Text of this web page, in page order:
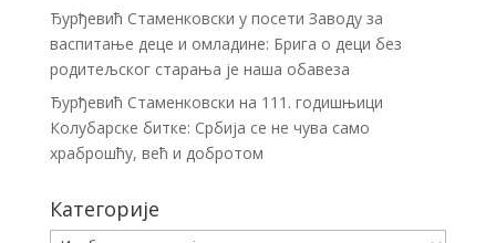
Ђурђевић Стаменковски у посети Заводу за
васпитање деце и омладине: Брига о деци без
родитељског старања је наша обавеза
Ђурђевић Стаменковски на 111. годишњици
Колубарске битке: Србија се не чува само
храброшћу, већ и добротом
Категорије